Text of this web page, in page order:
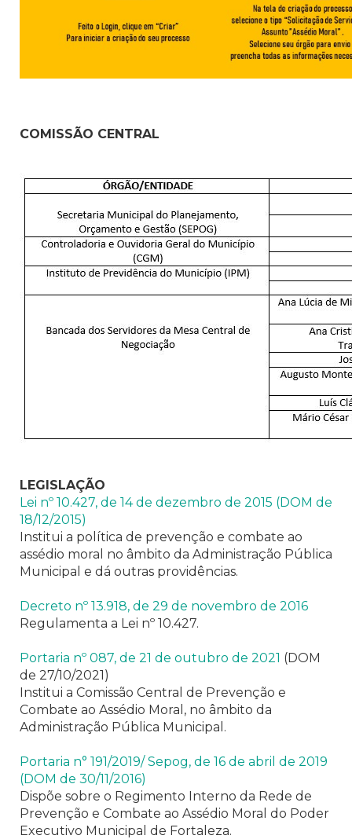
COMISSÃO CENTRAL
LEGISLAÇÃO
Lei nº 10.427, de 14 de dezembro de 2015 (DOM de
18/12/2015)
Institui a política de prevenção e combate ao
assédio moral no âmbito da Administração Pública
Municipal e dá outras providências.
Decreto nº 13.918, de 29 de novembro de 2016
Regulamenta a Lei nº 10.427.
Portaria nº 087, de 21 de outubro de 2021 (DOM
de 27/10/2021)
Institui a Comissão Central de Prevenção e
Combate ao Assédio Moral, no âmbito da
Administração Pública Municipal.
Portaria n° 191/2019/ Sepog, de 16 de abril de 2019
(DOM de 30/11/2016)
Dispõe sobre o Regimento Interno da Rede de
Prevenção e Combate ao Assédio Moral do Poder
Executivo Municipal de Fortaleza.